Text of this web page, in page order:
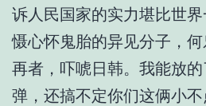
诉人民国家的实力堪比世
慑心怀鬼胎的异见分子，何
再者，吓唬日韩。我能放
弹，还搞不定你们这俩小